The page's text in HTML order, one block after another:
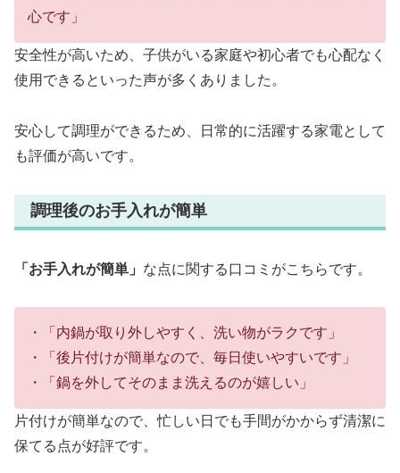
心です」
安全性が高いため、子供がいる家庭や初心者でも心配なく
使用できるといった声が多くありました。
安心して調理ができるため、日常的に活躍する家電として
も評価が高いです。
調理後のお手入れが簡単
「お手入れが簡単」 な点に関する口コミがこちらです。
・「内鍋が取り外しやすく、洗い物がラクです」
・「後片付けが簡単なので、毎日使いやすいです」
・「鍋を外してそのまま洗えるのが嬉しい」
片付けが簡単なので、忙しい日でも手間がかからず清潔に
保てる点が好評です。